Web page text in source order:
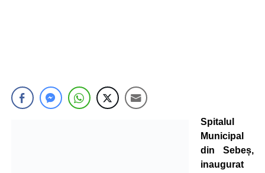
Spitalul
Municipal
din Sebeș,
inaugurat